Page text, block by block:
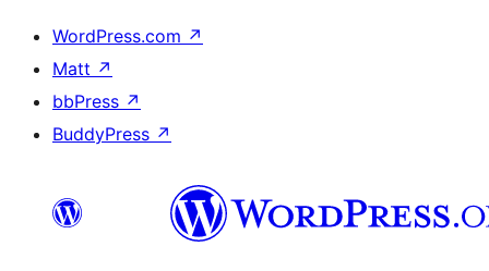
WordPress.com ↗
Matt ↗
bbPress ↗
BuddyPress ↗